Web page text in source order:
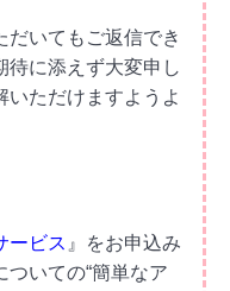
だいてもご返信でき
待に添えず大変申し
いただけますようよ
ービス 』をお申込み
ついての“簡単なア